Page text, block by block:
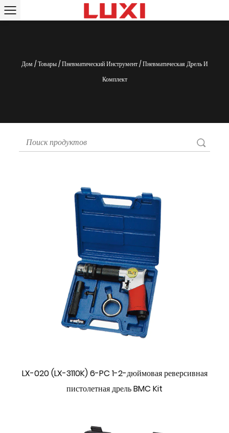
Дом/Товары/Пневматический Инструмент/Пневматическая Дрель И
Комплект
LX-020 (LX-3110K) 6-PC 1-2-дюймовая реверсивная
пистолетная дрель BMC Kit